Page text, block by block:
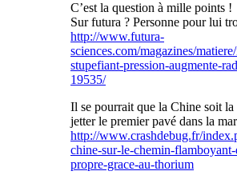
C’est la question à mille points !
Sur futura ? Personne pour lui
http://www.futura-
sciences.com/magazines/
stupefiant-pression-augmente-
19535/
Il se pourrait que la Chine soit
jetter le premier pavé dans la
http://www.crashdebug.fr/
chine-sur-le-chemin-
propre-grace-au-thorium